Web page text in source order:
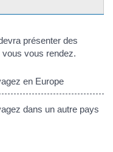
présenter des
vous rendez.
en Europe
dans un autre pays